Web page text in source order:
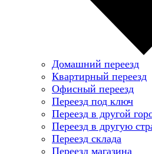
Домашний переезд
Квартирный переезд
Офисный переезд
Переезд под ключ
Переезд в другой
Переезд в другую
Переезд склада
Переезд магазина